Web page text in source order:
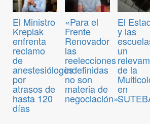
El Ministro
Kreplak
enfrenta
reclamo
de
anestesiólogos
por
atrasos de
hasta 120
días
«Para el
Frente
Renovador
las
reelecciones
indefinidas
no son
materia de
negociación»
El
y las
un
de la
en